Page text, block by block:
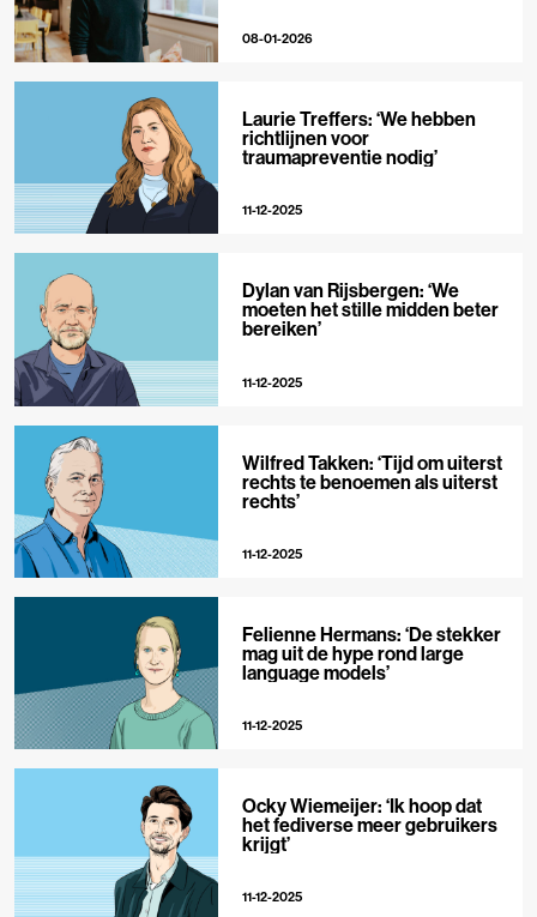
08-01-2026
Laurie Treffers: ‘We hebben
richtlijnen voor
traumapreventie nodig’
11-12-2025
Dylan van Rijsbergen: ‘We
moeten het stille midden beter
bereiken’
11-12-2025
Wilfred Takken: ‘Tijd om uiterst
rechts te benoemen als uiterst
rechts’
11-12-2025
Felienne Hermans: ‘De stekker
mag uit de hype rond large
language models’
11-12-2025
Ocky Wiemeijer: ‘Ik hoop dat
het fediverse meer gebruikers
krijgt’
11-12-2025